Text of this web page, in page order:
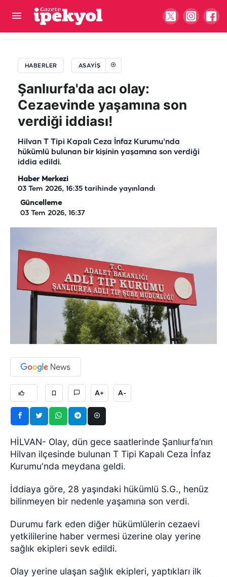
HABERLER ASAYIŞ
Şanlıurfa'da acı olay:
Cezaevinde yaşamına son
verdiği iddiası!
Hilvan T Tipi Kapalı Ceza İnfaz Kurumu'nda
hükümlü bulunan bir kişinin yaşamına son verdiği
iddia edildi.
Haber Merkezi
03 Tem 2026, 16:35 tarihinde yayınlandı
Güncelleme
03 Tem 2026, 16:37
A+ A-
HİLVAN- Olay, dün gece saatlerinde Şanlıurfa’nın
Hilvan ilçesinde bulunan T Tipi Kapalı Ceza İnfaz
Kurumu'nda meydana geldi.
İddiaya göre, 28 yaşındaki hükümlü S.G., henüz
bilinmeyen bir nedenle yaşamına son verdi.
Durumu fark eden diğer hükümlülerin cezaevi
yetkililerine haber vermesi üzerine olay yerine
sağlık ekipleri sevk edildi.
Olay yerine ulaşan sağlık ekipleri, yaptıkları ilk
Şanlıurfa'da korkutan yangın! Mahsur kalanlar